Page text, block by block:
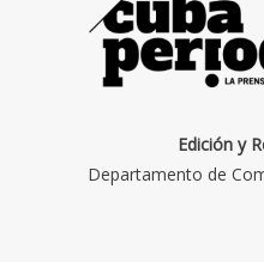
Edición y
Departamento de